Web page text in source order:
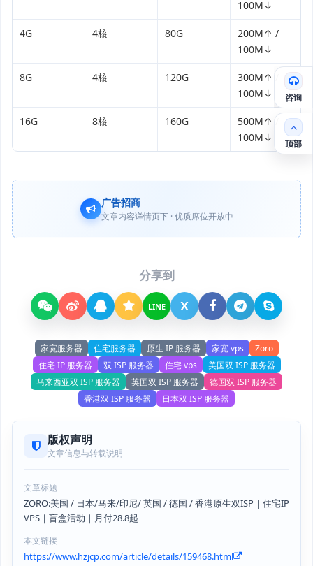
100M↓
4G 4核 80G
200M↑ /
100M↓
8G 4核 120G
300M↑ /
100M↓
16G 8核 160G
500M↑ /
100M↓
广告招商
文章内容详情页下 · 优质席位开放中
分享到
LINE X
家宽服务器 住宅服务器 原生 IP 服务器 家宽 vps
Zoro
住宅 IP 服务器
双 ISP 服务器 住宅 vps
美国双 ISP 服务器
马来西亚双 ISP 服务器
英国双 ISP 服务器
德国双 ISP 服务器
香港双 ISP 服务器
日本双 ISP 服务器
版权声明
文章信息与转载说明
文章标题
ZORO:美国 / 日本/马来/印尼/ 英国 / 德国 / 香港原生双ISP｜住宅IP
VPS｜盲盒活动｜月付28.8起
本文链接
https://www.hzjcp.com/article/details/159468.html
咨询
顶部